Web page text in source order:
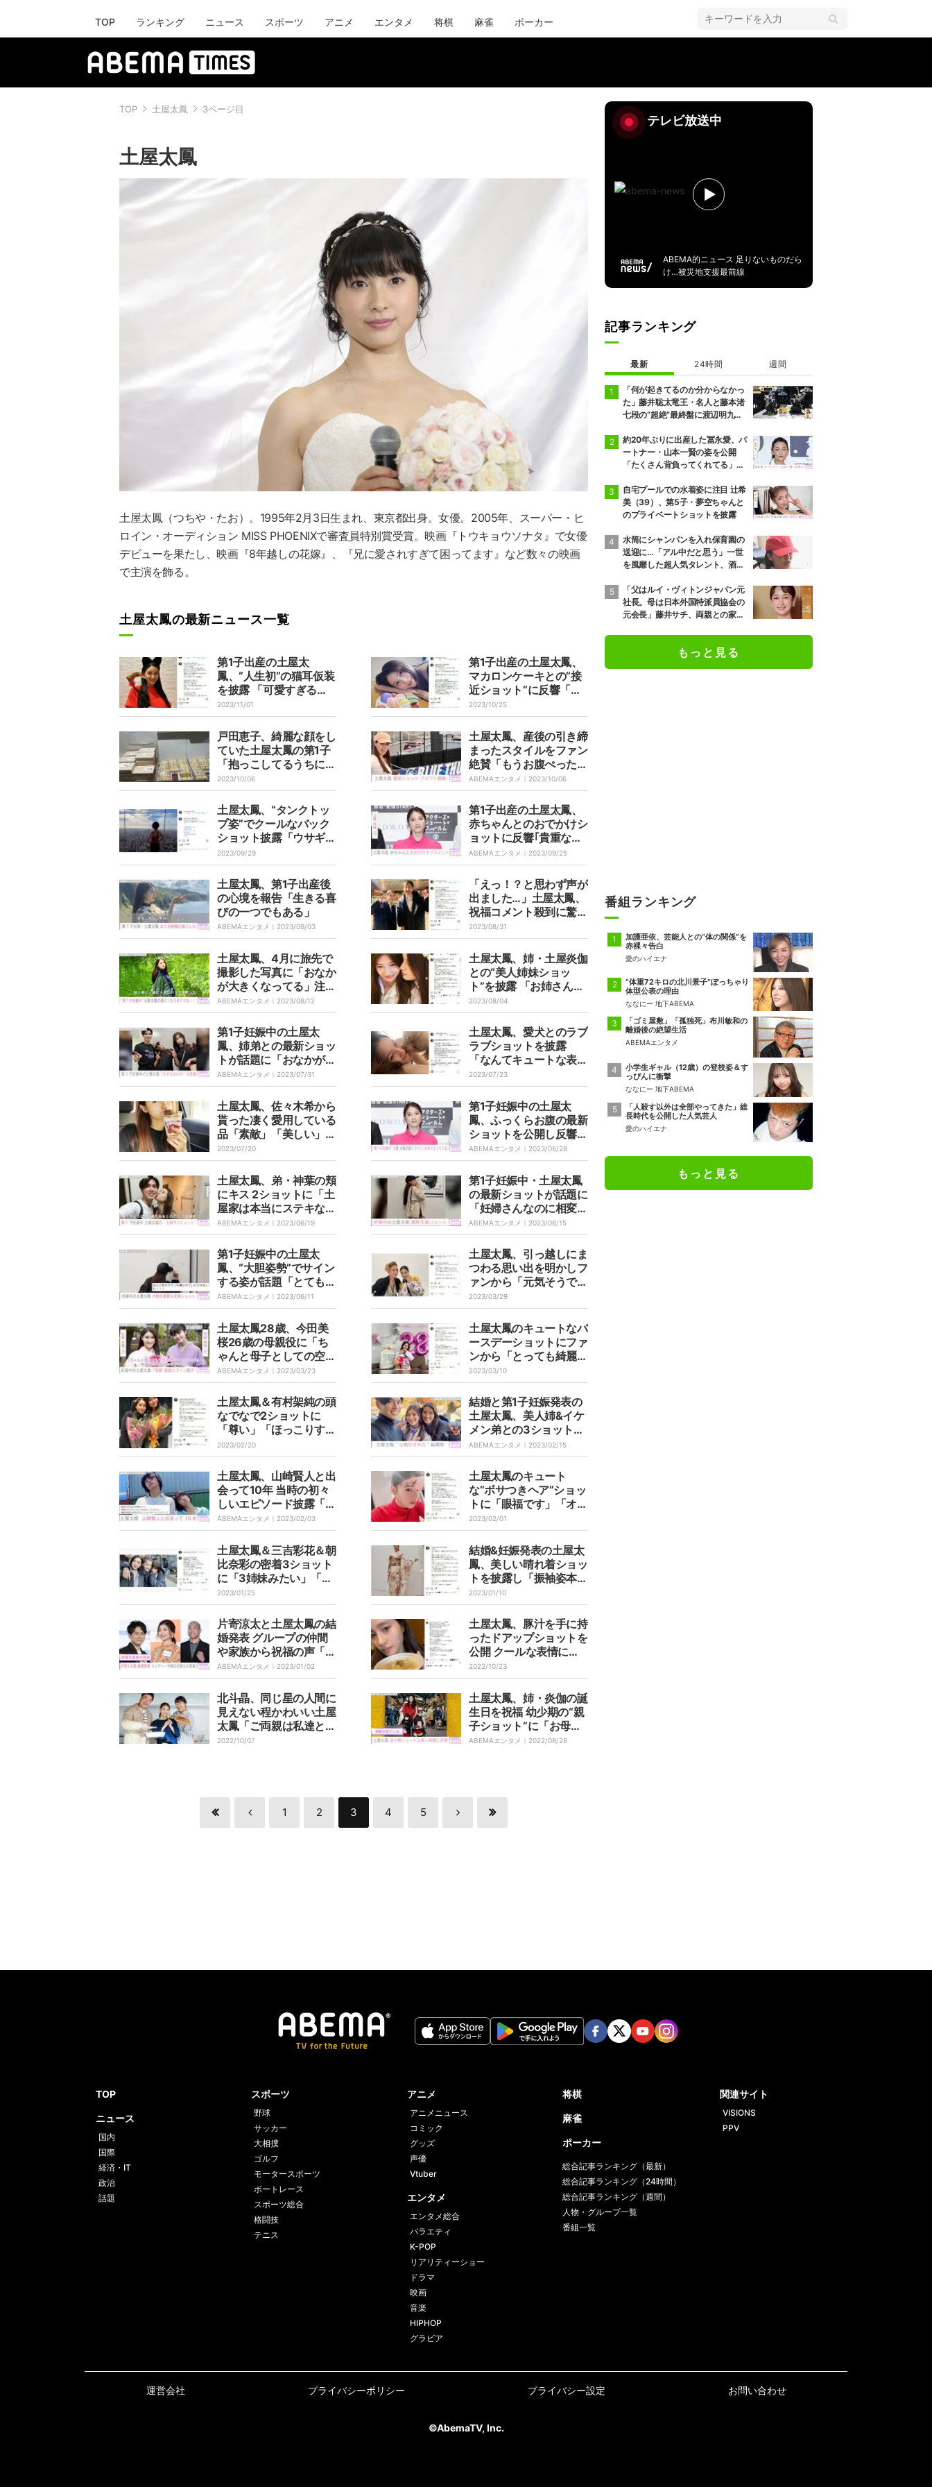
TOP ランキング ニュース スポーツ アニメ エンタメ 将棋 麻雀 ポーカー
TOP 土屋太鳳 3ページ目
土屋太鳳
土屋太鳳（つちや・たお）。1995年2月3日生まれ、東京都出身。女優。2005年、スーパー・ヒ
ロイン・オーディション MISS PHOENIXで審査員特別賞受賞。映画『トウキョウソナタ』で女優
デビューを果たし、映画『8年越しの花嫁』、『兄に愛されすぎて困ってます』など数々の映画
で主演を飾る。
土屋太鳳の最新ニュース一覧
第1子出産の土屋太
鳳、“人生初”の猫耳仮装
を披露 「可愛すぎる猫
耳ママさん」と反響
2023/11/01
第1子出産の土屋太鳳、
マカロンケーキとの“接
近ショット”に反響「マ
マになってもこの透明
感…」「綺麗で可愛い」
2023/10/25
戸田恵子、綺麗な顔をし
ていた土屋太鳳の第1子
「抱っこしてるうちにネ
ムネムになってくれまし
た」
2023/10/06
土屋太鳳、産後の引き締
まったスタイルをファン
絶賛「もうお腹ぺったん
こ」「美しすぎます」
ABEMAエンタメ｜ 2023/10/06
土屋太鳳、“タンクトッ
プ姿”でクールなバック
ショット披露「ウサギち
ゃん行け―」「自分らし
く踏ん張ってください」
の声
2023/09/29
第1子出産の土屋太鳳、
赤ちゃんとのおでかけシ
ョットに反響｢貴重なお
写真｣｢すっかりママ｣
ABEMAエンタメ｜ 2023/09/25
土屋太鳳、第1子出産後
の心境を報告「生きる喜
びの一つでもある」
ABEMAエンタメ｜ 2023/09/03
「えっ！？と思わず声が
出ました…」土屋太鳳、
祝福コメント殺到に驚い
たことを報告
2023/08/31
土屋太鳳、4月に旅先で
撮影した写真に「おなか
が大きくなってる」注目
集まる 「もうすぐか
な！」「今しかない妊婦
生活楽しんでくださ
い！」
ABEMAエンタメ｜ 2023/08/12
土屋太鳳、姉・土屋炎伽
との“美人姉妹ショッ
ト”を披露 「お姉さんも
メッチャ美人」「羨まし
い～～」とファン絶賛
2023/08/04
第1子妊娠中の土屋太
鳳、姉弟との最新ショッ
トが話題に「おなかが大
きくなっている」
ABEMAエンタメ｜ 2023/07/31
土屋太鳳、愛犬とのラブ
ラブショットを披露
「なんてキュートな表
情」「世界一かわいい2
ショット」と反響
2023/07/23
土屋太鳳、佐々木希から
貰った凄く愛用している
品「素敵」「美しい」の
声
2023/07/20
第1子妊娠中の土屋太
鳳、ふっくらお腹の最新
ショットを公開し反響
「大きくなっている」
「ママの顔」
ABEMAエンタメ｜ 2023/06/28
土屋太鳳、弟・神葉の頬
にキス 2ショットに「土
屋家は本当にステキな家
族だな〜」「仲の良い夫
婦みたい」の声
ABEMAエンタメ｜ 2023/06/19
第1子妊娠中・土屋太鳳
の最新ショットが話題に
「妊婦さんなのに相変わ
らずスタイル抜群」
ABEMAエンタメ｜ 2023/06/15
第1子妊娠中の土屋太
鳳、“大胆姿勢”でサイン
する姿が話題「とても光
栄でした」
ABEMAエンタメ｜ 2023/06/11
土屋太鳳、引っ越しにま
つわる思い出を明かしフ
ァンから「元気そうで良
かったです！」「女優さ
んは大変ですね」の声
2023/03/29
土屋太鳳28歳、今田美
桜26歳の母親役に「ち
ゃんと母子としての空気
が成り立つのか本当に心
配だったのですが」
ABEMAエンタメ｜ 2023/03/23
土屋太鳳のキュートなバ
ースデーショットにファ
ンから「とっても綺麗」
「お元気そうで安心」の
声
2023/03/10
土屋太鳳＆有村架純の頭
なでなで2ショットに
「尊い」「ほっこりす
る」と悶絶の声
2023/02/20
結婚と第1子妊娠発表の
土屋太鳳、美人姉&イケ
メン弟との3ショット披
露 “心動かされた”結婚
観も明かす
ABEMAエンタメ｜ 2023/02/15
土屋太鳳、山崎賢人と出
会って10年 当時の初々
しいエピソード披露「皆
で“いかに映るか”を相談
したりしてました」
ABEMAエンタメ｜ 2023/02/03
土屋太鳳のキュート
な“ボサつきヘア”ショッ
トに「眼福です」「オフ
な表情可愛すぎる」と反
響
2023/02/01
土屋太鳳＆三吉彩花＆朝
比奈彩の密着3ショット
に「3姉妹みたい」「美
女しかいない」と絶賛の
声
2023/01/25
結婚&妊娠発表の土屋太
鳳、美しい晴れ着ショッ
トを披露し「振袖姿本当
に素敵です」「よくお似
合いで美しい」と反響
2023/01/10
片寄涼太と土屋太鳳の結
婚発表 グループの仲間
や家族から祝福の声「大
大大大おメンディー」
「新年から幸せ」
ABEMAエンタメ｜ 2023/01/02
土屋太鳳、豚汁を手に持
ったドアップショットを
公開 クールな表情に
「綺麗過ぎ」「完璧で
す」と悶絶の声
2022/10/23
北斗晶、同じ星の人間に
見えない程かわいい土屋
太鳳「ご両親は私達と同
じくらいの年齢らしい」
2022/10/07
土屋太鳳、姉・炎伽の誕
生日を祝福 幼少期の“親
子ショット”に「お母様
そっくり」と反響
ABEMAエンタメ｜ 2022/08/28
1 2 3 4 5
テレビ放送中
ABEMA的ニュース 足りないものだら
け…被災地支援最前線
記事ランキング
最新 24時間 週間
「何が起きてるのか分からなかっ
た」藤井聡太竜王・名人と藤本渚
七段の“超絶”最終盤に渡辺明九段
ナメント2026
約20年ぶりに出産した冨永愛、パ
ートナー・山本一賢の姿を公開
「たくさん背負ってくれてる」感
自宅プールでの水着姿に注目 辻希
美（39）、第5子・夢空ちゃんと
のプライベートショットを披露
水筒にシャンパンを入れ保育園の
送迎に…「アル中だと思う」一世
を風靡した超人気タレント、酒漬
「父はルイ・ヴィトンジャパン元
社長。母は日本外国特派員協会の
元会長」藤井サチ、両親との家族
もっと見る
番組ランキング
加護亜依、芸能人との“体の関係”を
赤裸々告白
愛のハイエナ
“体重72キロの北川景子”ぽっちゃり
体型公表の理由
ななにー 地下ABEMA
「ゴミ屋敷」「孤独死」布川敏和の
離婚後の絶望生活
ABEMAエンタメ
小学生ギャル（12歳）の登校姿＆す
っぴんに衝撃
ななにー 地下ABEMA
「人殺す以外は全部やってきた」総
長時代を公開した人気芸人
愛のハイエナ
もっと見る
TOP
ニュース
国内
国際
経済・IT
政治
話題
スポーツ
野球
サッカー
大相撲
ゴルフ
モータースポーツ
ボートレース
スポーツ総合
格闘技
テニス
アニメ
アニメニュース
コミック
グッズ
声優
Vtuber
エンタメ
エンタメ総合
バラエティ
K-POP
リアリティーショー
ドラマ
映画
音楽
HIPHOP
グラビア
将棋
麻雀
ポーカー
総合記事ランキング（最新）
総合記事ランキング（24時間）
総合記事ランキング（週間）
人物・グループ一覧
番組一覧
関連サイト
VISIONS
PPV
運営会社 プライバシーポリシー プライバシー設定 お問い合わせ
©AbemaTV, Inc.